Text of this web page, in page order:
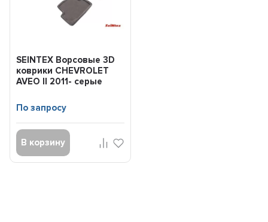
SEINTEX Ворсовые 3D
коврики CHEVROLET
AVEO II 2011- серые
По запросу
В корзину